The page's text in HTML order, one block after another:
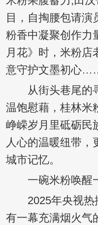
目，自掏腰包请演
粉香中凝聚创作力
月花》时，米粉店
意守护文墨初心
从街头巷尾的寻
温饱慰藉，桂林米
峥嵘岁月里砥砺民
人心的温暖纽带，
城市记忆。
一碗米粉唤醒
2025年央视热
有一幕充满烟火气